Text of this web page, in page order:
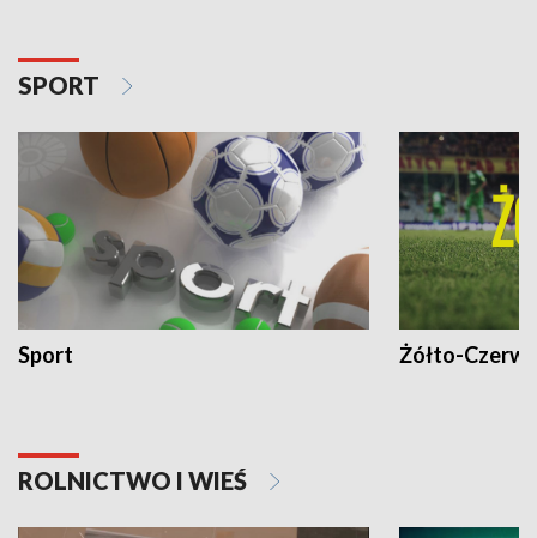
SPORT
Sport Żółto-
ROLNICTWO I WIEŚ